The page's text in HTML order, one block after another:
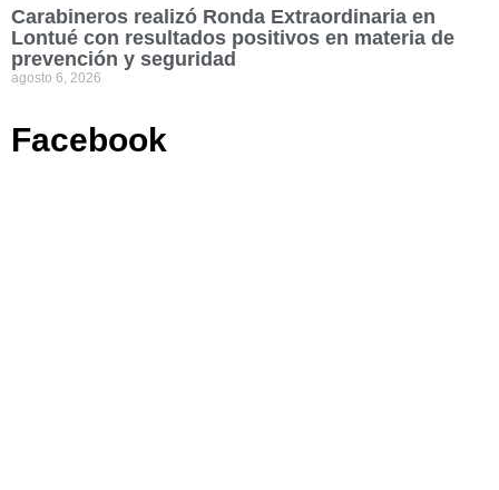
Carabineros realizó Ronda Extraordinaria en
Lontué con resultados positivos en materia de
prevención y seguridad
agosto 6, 2026
Facebook